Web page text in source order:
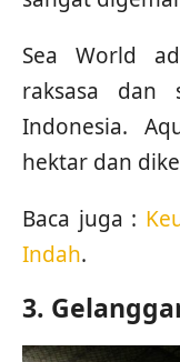
Sea World
raksasa dan
Indonesia.
hektar dan
Baca juga :
Indah.
3.